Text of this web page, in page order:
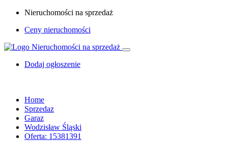
Nieruchomości na sprzedaż
Ceny nieruchomości
Dodaj ogłoszenie
Home
Sprzedaz
Garaz
Wodzisław Śląski
Oferta: 15381391